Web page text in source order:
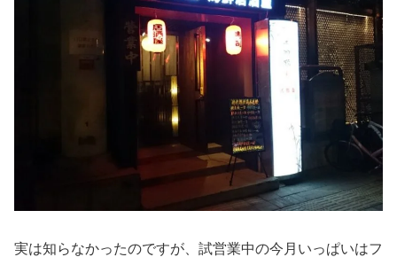
実は知らなかったのですが、試営業中の今月いっぱいはフ